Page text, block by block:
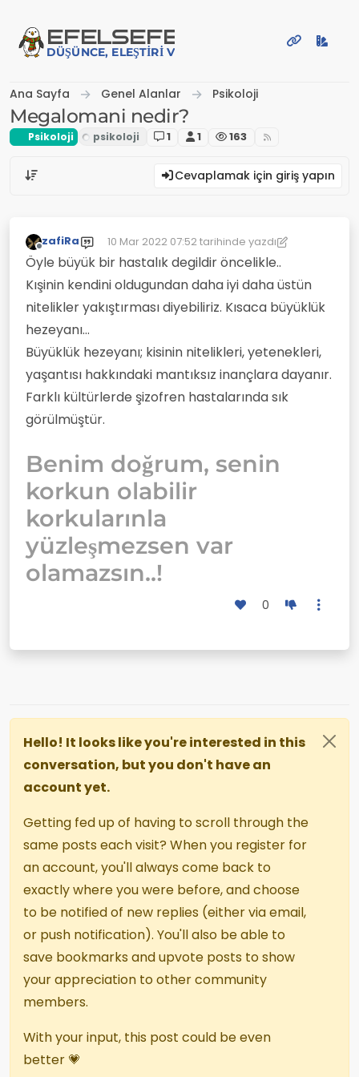
EFELSEFE
DÜŞÜNCE, ELEŞTIRI VE PAYLAŞIM PLATFORMU
Ana Sayfa Genel Alanlar Psikoloji
Megalomani nedir?
Psikoloji 1 1 163
Cevaplamak için giriş yapın
Çevrimdışı
zafiRa 10 Mar 2022 07:52tarihinde yazdı
Son düzenleyen: zafiRa 3 Eki 2022 07:52
Öyle büyük bir hastalık degildir öncelikle..
Kışinin kendini oldugundan daha iyi daha üstün
nitelikler yakıştırması diyebiliriz. Kısaca büyüklük
hezeyanı...
Büyüklük hezeyanı; kisinin nitelikleri, yetenekleri,
yaşantısı hakkındaki mantıksız inançlara dayanır.
Farklı kültürlerde şizofren hastalarında sık
görülmüştür.
Benim doğrum, senin
korkun olabilir
korkularınla
yüzleşmezsen var
olamazsın..!
0
Hello! It looks like you're interested in this
conversation, but you don't have an
account yet.
Getting fed up of having to scroll through the
same posts each visit? When you register for
an account, you'll always come back to
exactly where you were before, and choose
to be notified of new replies (either via email,
or push notification). You'll also be able to
save bookmarks and upvote posts to show
your appreciation to other community
members.
With your input, this post could be even
better 💗